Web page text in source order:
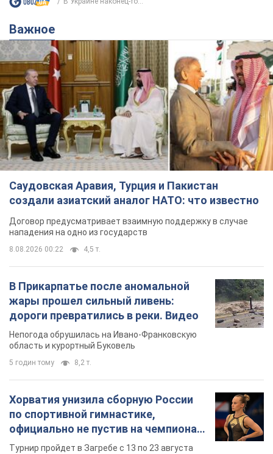
Важное
Саудовская Аравия, Турция и Пакистан
создали азиатский аналог НАТО: что известно
Договор предусматривает взаимную поддержку в случае
нападения на одно из государств
8.08.2026 00:22 4,5 т.
В Прикарпатье после аномальной
жары прошел сильный ливень:
дороги превратились в реки. Видео
Непогода обрушилась на Ивано-Франковскую
область и курортный Буковель
5 годин тому 8,2 т.
Хорватия унизила сборную России
по спортивной гимнастике,
официально не пустив на чемпионат
Европы основных спортсменов
Турнир пройдет в Загребе с 13 по 23 августа